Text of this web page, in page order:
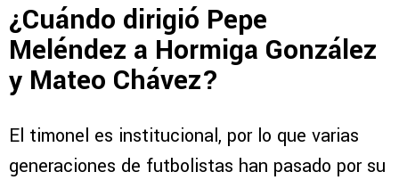
¿Cuándo dirigió Pepe
Meléndez a Hormiga González
y Mateo Chávez?
El timonel es institucional, por lo que varias
generaciones de futbolistas han pasado por su